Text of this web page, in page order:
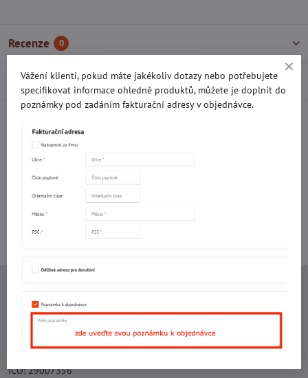
Recenze 0
Diskuse 0
FacebookTwitter
Potřebujete poradit s objednávkou?
+420 577 523 563
IČO: 60560908
DIČ: CZ5602130809
IČO: 29007356
Vážení klienti, pokud máte jakékoliv dotazy nebo potřebujete
specifikovat informace ohledně produktů, můžete je doplnit do
poznámky pod zadáním fakturační adresy v objednávce.